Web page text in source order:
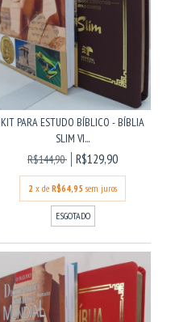
KIT PARA ESTUDO BÍBLICO - BÍBLIA
SLIM VI...
R$144,90
R$129,90
2 x de R$64,95 sem juros
ESGOTADO